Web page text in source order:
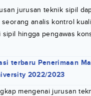
jurusan teknik sipil
analis kontrol
hingga pengawas
terbaru Penerimaan
2022/2023
mengenai jurusan